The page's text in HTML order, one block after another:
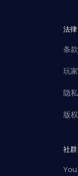
法
条
玩
隐
版
社